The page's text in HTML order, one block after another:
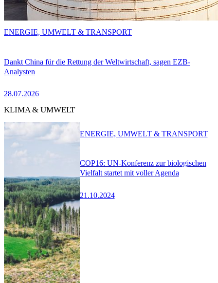
Dankt China für die Rettung der Weltwirtschaft, sagen EZB-
Analysten
28.07.2026
ENERGIE, UMWELT & TRANSPORT
KLIMA & UMWELT
COP16: UN-Konferenz zur biologischen
Vielfalt startet mit voller Agenda
21.10.2024
ENERGIE, UMWELT & TRANSPORT